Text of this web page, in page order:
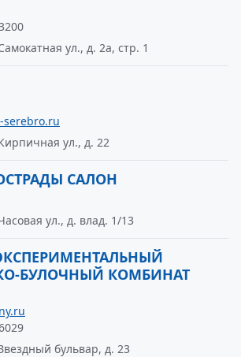
ул., д. 2а, стр. 1
serebro.ru
ул., д. 22
САЛОН
ул., д. влад. 1/13
БУЛОЧНЫЙ КОМБИНАТ
бульвар, д. 23